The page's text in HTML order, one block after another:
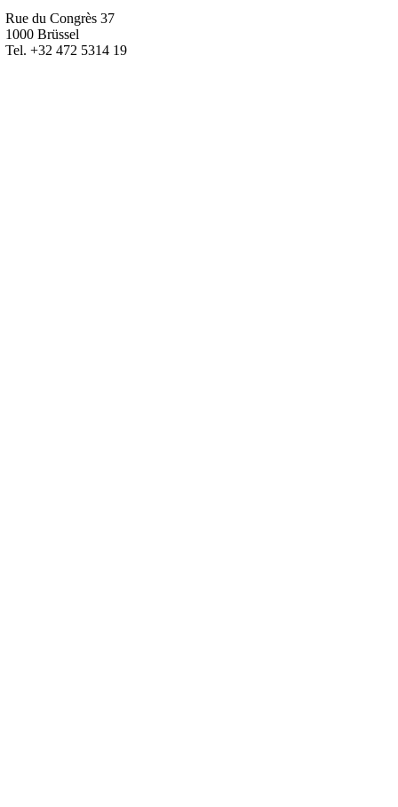
Rue du Congrès 37
1000 Brüssel
Tel. +32 472 5314 19